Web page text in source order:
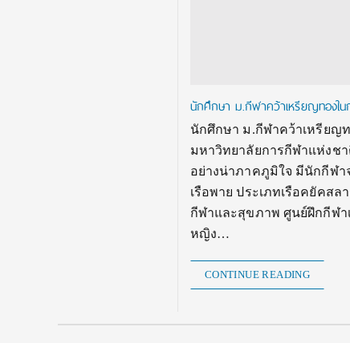
นักศึกษา ม.กีฬาคว้าเหรียญทองใน
นักศึกษา ม.กีฬาคว้าเหรียญ
มหาวิทยาลัยการกีฬาแห่งช
อย่างน่าภาคภูมิใจ มีนักกีฬา
เรือพาย ประเภทเรือคยัคส
กีฬาและสุขภาพ ศูนย์ฝึกกีฬา
หญิง…
CONTINUE READING